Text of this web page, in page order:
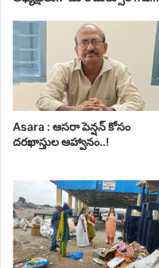
Asara : ఆసరా పెన్షన్ కోసం
దరఖాస్తుల ఆహ్వానం..!